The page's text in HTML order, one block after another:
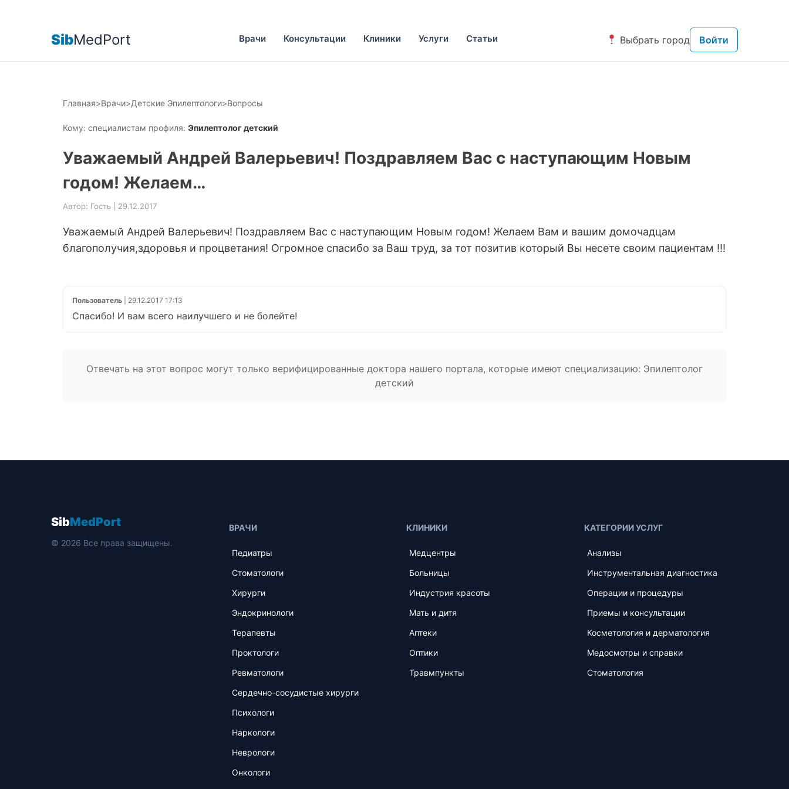
SibMedPort Врачи Консультации Клиники Услуги Статьи Выбрать город Войти
Главная>Врачи>Детские Эпилептологи>Вопросы
Кому: специалистам профиля: Эпилептолог детский
Уважаемый Андрей Валерьевич! Поздравляем Вас с наступающим Новым
годом! Желаем…
Автор: Гость | 29.12.2017
Уважаемый Андрей Валерьевич! Поздравляем Вас с наступающим Новым годом! Желаем Вам и вашим домочадцам
благополучия,здоровья и процветания! Огромное спасибо за Ваш труд, за тот позитив который Вы несете своим пациентам !!!
Пользователь | 29.12.2017 17:13
Спасибо! И вам всего наилучшего и не болейте!
Отвечать на этот вопрос могут только верифицированные доктора нашего портала, которые имеют специализацию: Эпилептолог
детский
SibMedPort
© 2026 Все права защищены.
ВРАЧИ
Педиатры
Стоматологи
Хирурги
Эндокринологи
Терапевты
Проктологи
Ревматологи
Сердечно-сосудистые хирурги
Психологи
Наркологи
Неврологи
Онкологи
КЛИНИКИ
Медцентры
Больницы
Индустрия красоты
Мать и дитя
Аптеки
Оптики
Травмпункты
КАТЕГОРИИ УСЛУГ
Анализы
Инструментальная диагностика
Операции и процедуры
Приемы и консультации
Косметология и дерматология
Медосмотры и справки
Стоматология